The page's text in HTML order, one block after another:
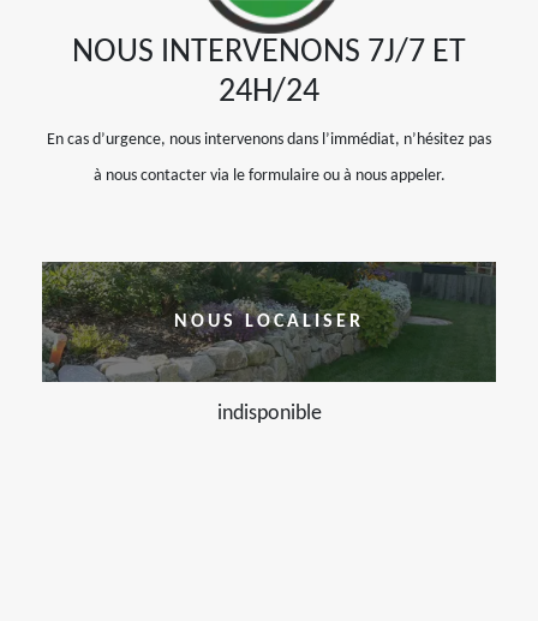
NOUS INTERVENONS 7J/7 ET
24H/24
En cas d’urgence, nous intervenons dans l’immédiat, n’hésitez pas
à nous contacter via le formulaire ou à nous appeler.
NOUS LOCALISER
indisponible